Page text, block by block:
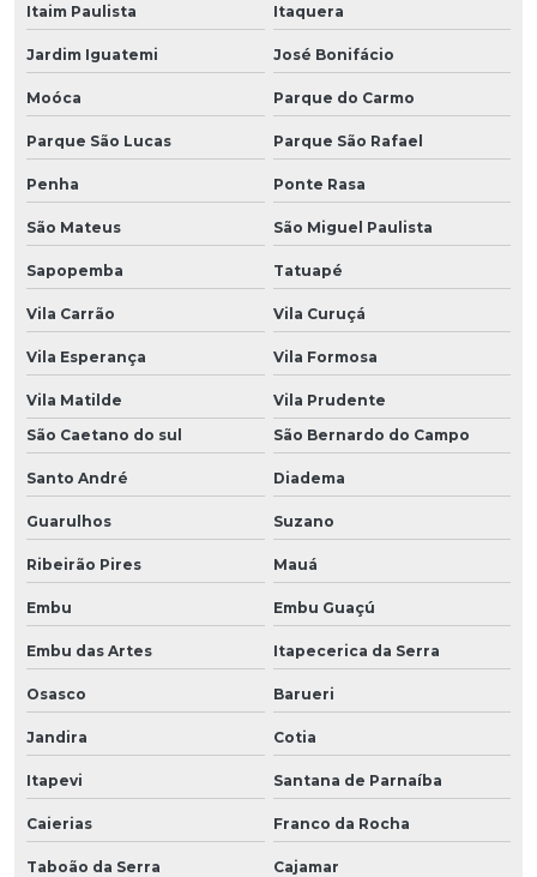
Itaim Paulista Itaquera
Jardim Iguatemi José Bonifácio
Moóca Parque do Carmo
Parque São Lucas Parque São Rafael
Penha Ponte Rasa
São Mateus São Miguel Paulista
Sapopemba Tatuapé
Vila Carrão Vila Curuçá
Vila Esperança Vila Formosa
Vila Matilde
Vila Prudente
São Caetano do sul
São Bernardo do Campo
Santo André Diadema
Guarulhos Suzano
Ribeirão Pires Mauá
Embu Embu Guaçú
Embu das Artes Itapecerica da Serra
Osasco Barueri
Jandira Cotia
Itapevi Santana de Parnaíba
Caierias Franco da Rocha
Taboão da Serra Cajamar